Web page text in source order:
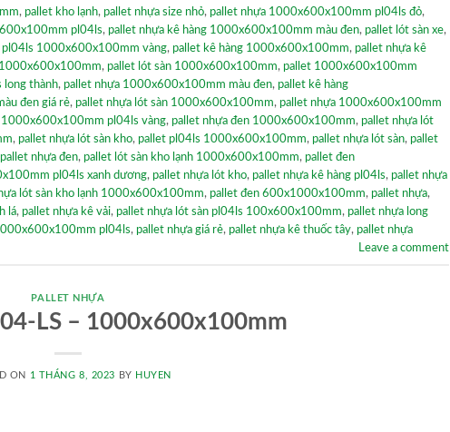
, pallet kho lạnh, pallet nhựa size nhỏ, pallet nhựa 1000x600x100mm pl04ls đỏ,
pl04ls, pallet nhựa kê hàng 1000x600x100mm màu đen, pallet lót sàn xe,
pl04ls 1000x600x100mm vàng, pallet kê hàng 1000x600x100mm, pallet nhựa kê
1000x600x100mm, pallet lót sàn 1000x600x100mm, pallet 1000x600x100mm
long thành, pallet nhựa 1000x600x100mm màu đen, pallet kê hàng
đen giá rẻ, pallet nhựa lót sàn 1000x600x100mm, pallet nhựa 1000x600x100mm
1000x600x100mm pl04ls vàng, pallet nhựa đen 1000x600x100mm, pallet nhựa lót
, pallet nhựa lót sàn kho, pallet pl04ls 1000x600x100mm, pallet nhựa lót sàn, pallet
pallet nhựa đen, pallet lót sàn kho lạnh 1000x600x100mm, pallet đen
pl04ls xanh dương, pallet nhựa lót kho, pallet nhựa kê hàng pl04ls, pallet nhựa
lót sàn kho lạnh 1000x600x100mm, pallet đen 600x1000x100mm, pallet nhựa,
lá, pallet nhựa kê vải, pallet nhựa lót sàn pl04ls 100x600x100mm, pallet nhựa long
pl04ls, pallet nhựa giá rẻ, pallet nhựa kê thuốc tây, pallet nhựa
Leave a comment
PALLET NHỰA
LS – 1000x600x100mm
ON 1 THÁNG 8, 2023 BY HUYEN